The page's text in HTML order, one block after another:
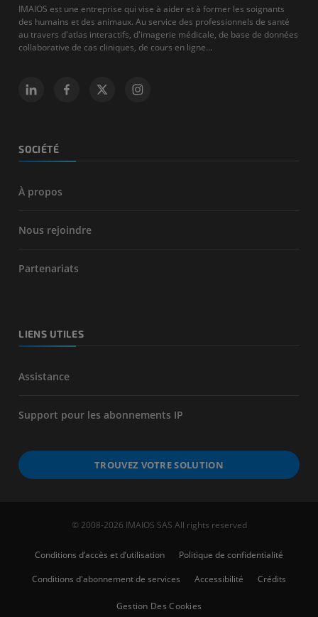
IMAIOS est une entreprise qui vise à aider et à former les soignants
des humains et des animaux. Au service des professionnels de santé
au travers d'atlas interactifs, d'imagerie médicale, de base de données
collaborative de cas cliniques, de cours en ligne...
SOCIÉTÉ
À propos
Nous rejoindre
Partenariats
LIENS UTILES
Assistance
Support pour les abonnements IP
TROUVEZ VOTRE SOLUTION
© 2008-2026 IMAIOS SAS All rights reserved
Conditions d’accès et d’utilisation
Politique de confidentialité
Conditions d'abonnement de services
Accessibilité Crédits
Gestion Des Cookies